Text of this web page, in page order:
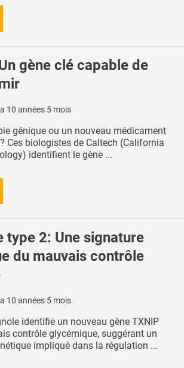
gène clé capable de
10 années 5 mois
génique ou un nouveau médicament
Ces biologistes de Caltech (California
identifient le gène ...
type 2: Une signature
du mauvais contrôle
10 années 5 mois
identifie un nouveau gène TXNIP
contrôle glycémique, suggérant un
impliqué dans la régulation ...